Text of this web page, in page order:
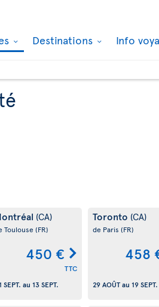
Destinations Info
(CA)
Toulouse (FR)
450 €
TTC
SEPT. au 13 SEPT.
Toronto (CA)
de Paris (FR)
458
29 AOÛTau 19 SEPT.